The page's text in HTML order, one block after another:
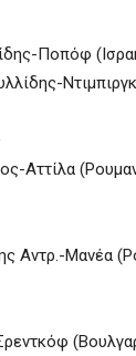
Ποπόφ
Αττίλα
Αντρ.-Μανέα